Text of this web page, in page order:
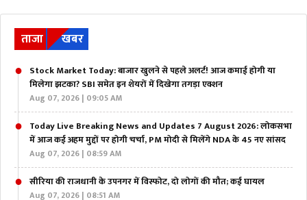
ताजा खबर
Stock Market Today: बाजार खुलने से पहले अलर्ट! आज कमाई होगी या
मिलेगा झटका? SBI समेत इन शेयरों में दिखेगा तगड़ा एक्शन
Aug 07, 2026 | 09:05 AM
Today Live Breaking News and Updates 7 August 2026: लोकसभा
में आज कई अहम मुद्दों पर होगी चर्चा, PM मोदी से मिलेंगे NDA के 45 नए सांसद
Aug 07, 2026 | 08:59 AM
सीरिया की राजधानी के उपनगर में विस्फोट, दो लोगों की मौत; कई घायल
Aug 07, 2026 | 08:51 AM